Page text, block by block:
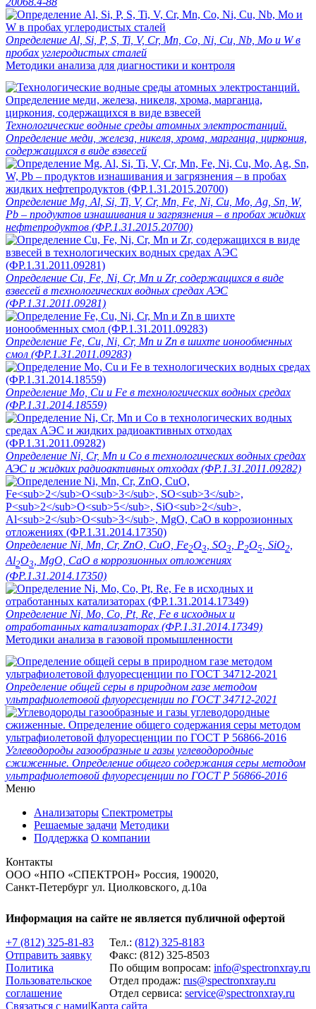
Определение Al, Si, P, S, Ti, V, Cr, Mn, Co, Ni, Cu, Nb, Mo и W в
пробах углеродистых сталей
Методики анализа для диагностики и контроля
Технологические водные среды атомных электростанций.
Определение меди, железа, никеля, хрома, марганца, циркония,
содержащихся в виде взвесей
Определение Mg, Al, Si, Ti, V, Cr, Mn, Fe, Ni, Cu, Mo, Ag, Sn, W,
Pb – продуктов изнашивания и загрязнения – в пробах жидких
нефтепродуктов (ФР.1.31.2015.20700)
Определение Cu, Fe, Ni, Cr, Mn и Zr, содержащихся в виде
взвесей в технологических водных средах АЭС
(ФР.1.31.2011.09281)
Определение Fe, Cu, Ni, Cr, Mn и Zn в шихте ионообменных
смол (ФР.1.31.2011.09283)
Определение Mo, Cu и Fe в технологических водных средах
(ФР.1.31.2014.18559)
Определение Ni, Cr, Mn и Co в технологических водных средах
АЭС и жидких радиоактивных отходах (ФР.1.31.2011.09282)
Определение Ni, Mn, Cr, ZnO, CuO, Fe2O3 , SO3 , P2O5 , SiO2
Al2O3
, MgO, CaO в коррозионных отложениях
(ФР.1.31.2014.17350)
Определение Ni, Mo, Co, Pt, Re, Fe в исходных и
отработанных катализаторах (ФР.1.31.2014.17349)
Методики анализа в газовой промышленности
Определение общей серы в природном газе методом
ультрафиолетовой флуоресценции по ГОСТ 34712-2021
Углеводороды газообразные и газы углеводородные
сжиженные. Определение общего содержания серы методом
ультрафиолетовой флуоресценции по ГОСТ Р 56866-2016
Меню
Анализаторы Спектрометры
Решаемые задачи Методики
Поддержка О компании
Контакты
ООО «НПО «СПЕКТРОН» Россия, 190020,
Санкт-Петербург ул. Циолковcкого, д.10а
Информация на сайте не является публичной офертой
Тел.: (812) 325-8183
Факс: (812) 325-8503
По общим вопросам: info@spectronxray.ru
Отдел продаж: rus@spectronxray.ru
Отдел сервиса: service@spectronxray.ru
+7 (812) 325-81-83
Отправить заявку
Политика
Пользовательское
соглашение
Связаться с нами|Карта сайта